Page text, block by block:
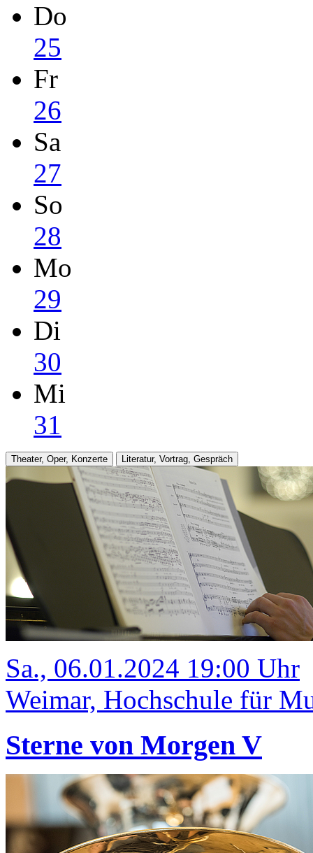
Do
25
Fr
26
Sa
27
So
28
Mo
29
Di
30
Mi
31
Theater, Oper, Konzerte Literatur, Vortrag, Gespräch
Sa., 06.01.2024 19:00 Uhr
Weimar, Hochschule für
Sterne von Morgen V